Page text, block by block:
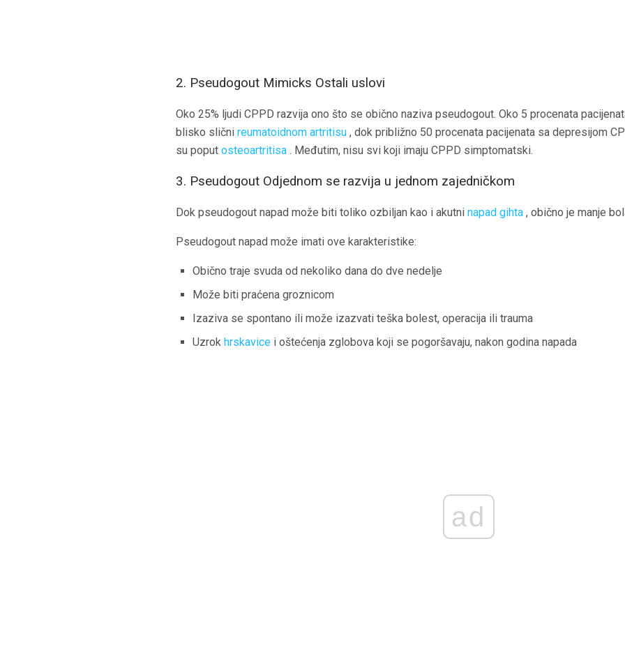
2. Pseudogout Mimicks Ostali uslovi
Oko 25% ljudi CPPD razvija ono što se obično naziva pseudogout. Oko 5 procenata
blisko slični reumatoidnom artritisu , dok približno 50 procenata pacijenata sa depresijom
su poput osteoartritisa . Međutim, nisu svi koji imaju CPPD simptomatski.
3. Pseudogout Odjednom se razvija u jednom zajedničkom
Dok pseudogout napad može biti toliko ozbiljan kao i akutni napad gihta , obično je manje
Pseudogout napad može imati ove karakteristike:
Obično traje svuda od nekoliko dana do dve nedelje
Može biti praćena groznicom
Izaziva se spontano ili može izazvati teška bolest, operacija ili trauma
Uzrok hrskavice i oštećenja zglobova koji se pogoršavaju, nakon godina napada
ad